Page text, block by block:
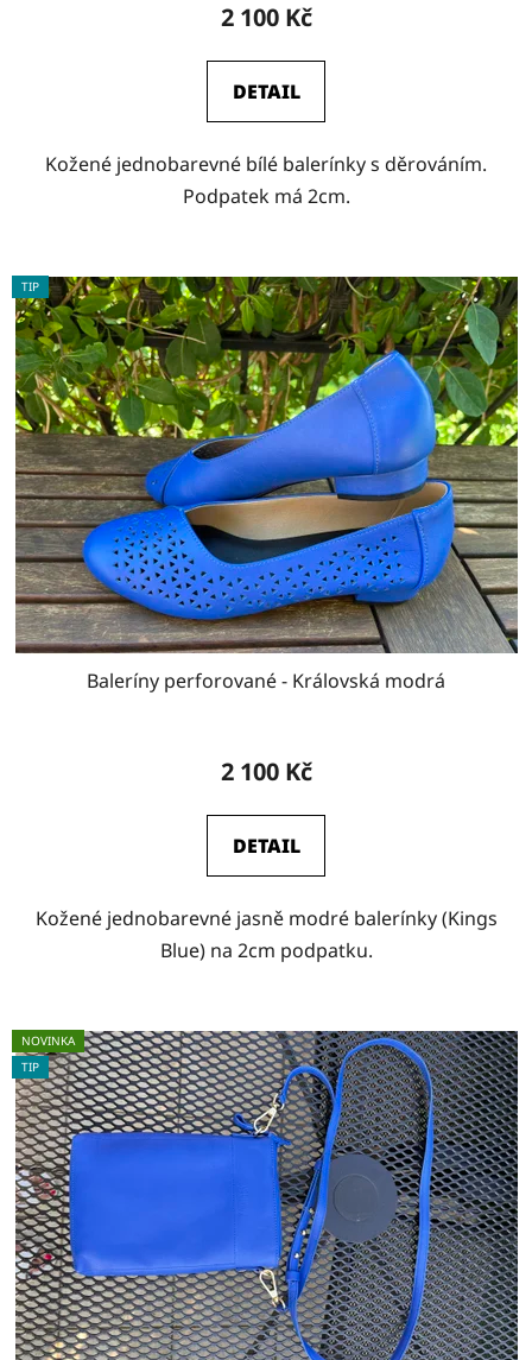
2 100 Kč
DETAIL
Kožené jednobarevné bílé balerínky s děrováním.
Podpatek má 2cm.
TIP
Baleríny perforované - Královská modrá
2 100 Kč
DETAIL
Kožené jednobarevné jasně modré balerínky (Kings
Blue) na 2cm podpatku.
NOVINKA
TIP